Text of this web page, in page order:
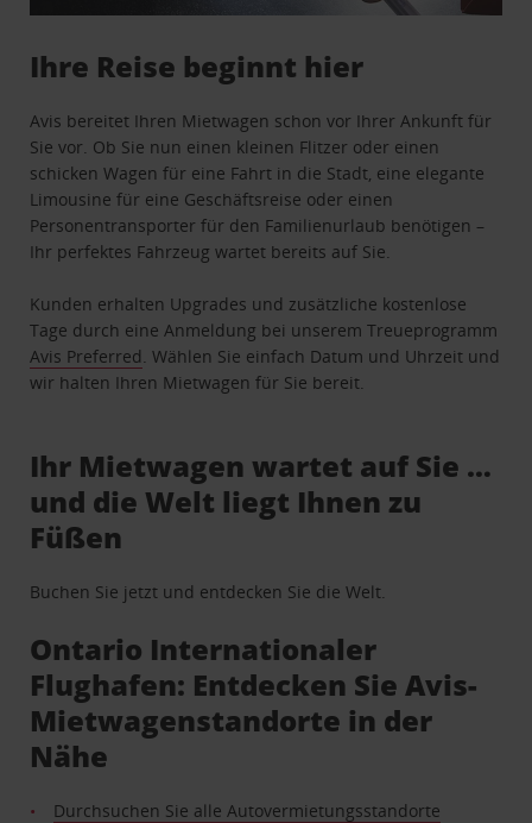
Ihre Reise beginnt hier
Avis bereitet Ihren Mietwagen schon vor Ihrer Ankunft für
Sie vor. Ob Sie nun einen kleinen Flitzer oder einen
schicken Wagen für eine Fahrt in die Stadt, eine elegante
Limousine für eine Geschäftsreise oder einen
Personentransporter für den Familienurlaub benötigen –
Ihr perfektes Fahrzeug wartet bereits auf Sie.
Kunden erhalten Upgrades und zusätzliche kostenlose
Tage durch eine Anmeldung bei unserem Treueprogramm
Avis Preferred . Wählen Sie einfach Datum und Uhrzeit und
wir halten Ihren Mietwagen für Sie bereit.
Ihr Mietwagen wartet auf Sie …
und die Welt liegt Ihnen zu
Füßen
Buchen Sie jetzt und entdecken Sie die Welt.
Ontario Internationaler
Flughafen: Entdecken Sie Avis-
Mietwagenstandorte in der
Nähe
Durchsuchen Sie alle Autovermietungsstandorte